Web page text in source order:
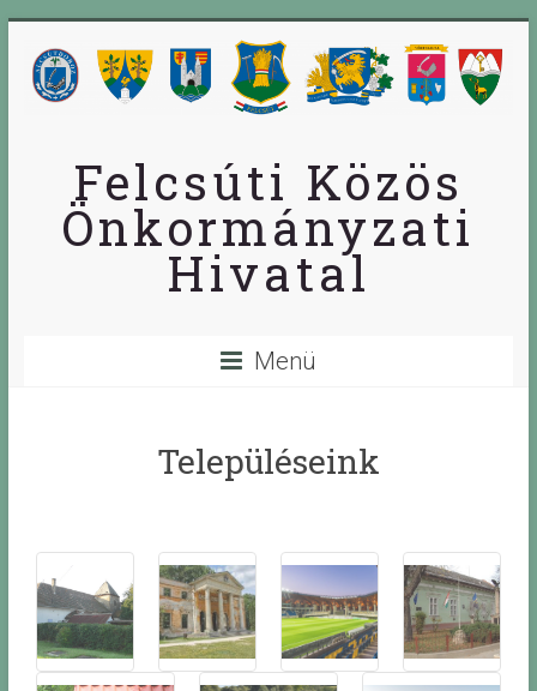
Felcsúti Közös
Önkormányzati
Hivatal
Menü
Településeink